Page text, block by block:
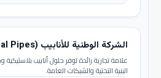
الشركة الوطنية للأنابيب (National Pipes)
علامة تجارية رائدة توفر حلول أنابيب
البنية التحتية والشبكات العامة.